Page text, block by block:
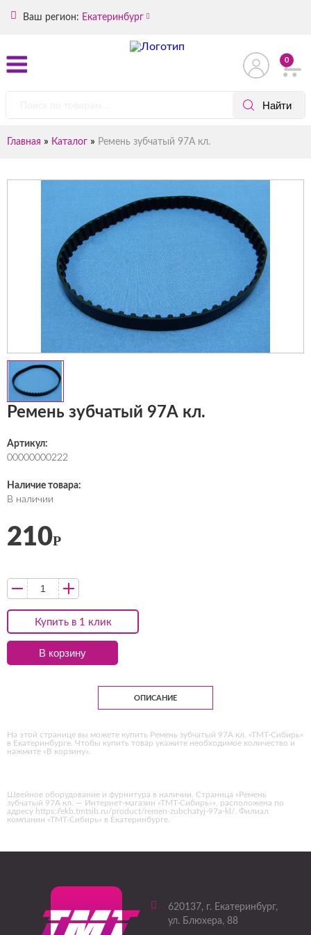
Ваш регион: Екатеринбург
0
Главная » Каталог » Ремень зубчатый 97А кл.
Ремень зубчатый 97А кл.
Артикул:
00000000222
Наличие товара:
В наличии
Купить в 1 клик
210Р
В корзину
ОПИСАНИЕ
На этой странице вы можете купить Ремень зубчатый 97А кл. «ТМТ-Сибирь»
в Екатеринбурге. Чтобы купить товар укажите необходимое количество и
нажмите «В корзину».
Швейное оборудование и фурнитура в наличии. Страница «Ремень
зубчатый 97А кл. — Интернет-магазин «ТМТ-Сибирь»», расположена по
адресу https://ekb.tmtsib.ru/product/remen-zubchatyj-97a-kl/. Филиал
компании «ТМТ-Сибирь» в Екатеринбурге.
620137, г. Екатеринбург,
ул. Блюхера, 88